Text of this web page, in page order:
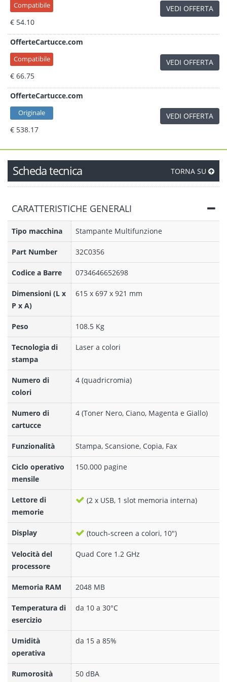
Compatibile
€ 54.10
VEDI OFFERTA
OfferteCartucce.com
Compatibile
€ 66.75
VEDI OFFERTA
OfferteCartucce.com
Originale
€ 538.17
VEDI OFFERTA
Scheda tecnica TORNA SU
CARATTERISTICHE GENERALI
Tipo macchina Stampante Multifunzione
Part Number 32C0356
Codice a Barre 0734646652698
Dimensioni (L x
P x A)
615 x 697 x 921 mm
Peso 108.5 Kg
Tecnologia di
stampa
Laser a colori
Numero di
colori
4 (quadricromia)
Numero di
cartucce
4 (Toner Nero, Ciano, Magenta e Giallo)
Funzionalità Stampa, Scansione, Copia, Fax
Ciclo operativo
mensile
150.000 pagine
Lettore di
memorie
(2 x USB, 1 slot memoria interna)
Display (touch-screen a colori, 10")
Velocità del
processore
Quad Core 1.2 GHz
Memoria RAM 2048 MB
Temperatura di
esercizio
da 10 a 30°C
Umidità
operativa
da 15 a 85%
Rumorosità 50 dBA